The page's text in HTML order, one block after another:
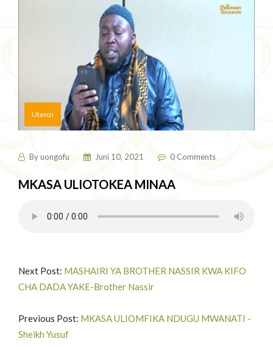
Utenzi
Byuongofu Juni 10, 2021 0 Comments
MKASA ULIOTOKEA MINAA
Next Post: MASHAIRI YA BROTHER NASSIR KWA KIFO
CHA DADA YAKE-Brother Nassir
Previous Post: MKASA ULIOMFIKA NDUGU MWANATI -
Sheikh Yusuf